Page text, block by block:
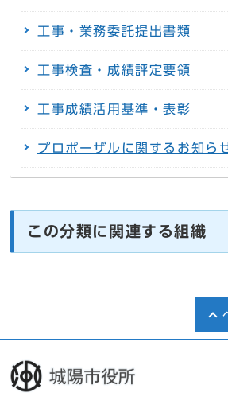
工事・業務委託提出書類
工事検査・成績評定要領
工事成績活用基準・表彰
プロポーザルに関するお知ら
この分類に関連する組織